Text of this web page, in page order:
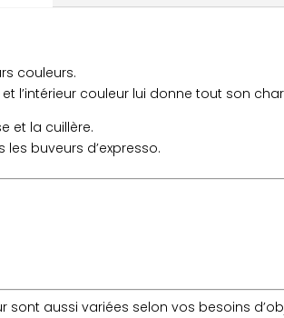
couleurs.
l’intérieur couleur lui donne tout son
et la cuillère.
buveurs d’expresso.
aussi variées selon vos besoins